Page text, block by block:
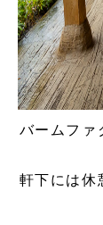
バームファ
軒下には休